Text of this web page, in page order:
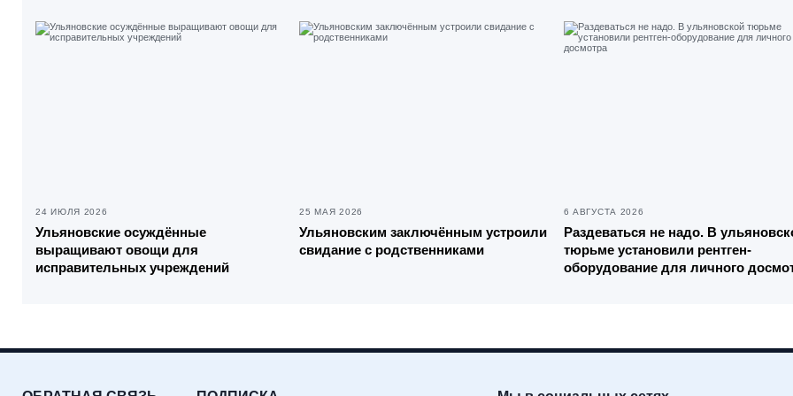
24 ИЮЛЯ 2026
Ульяновские осуждённые
выращивают овощи для
исправительных учреждений
25 МАЯ 2026
Ульяновским заключённым устроили
свидание с родственниками
6 АВГУСТА 2026
Раздеваться не надо. В
тюрьме установили рентген-
оборудование для личного